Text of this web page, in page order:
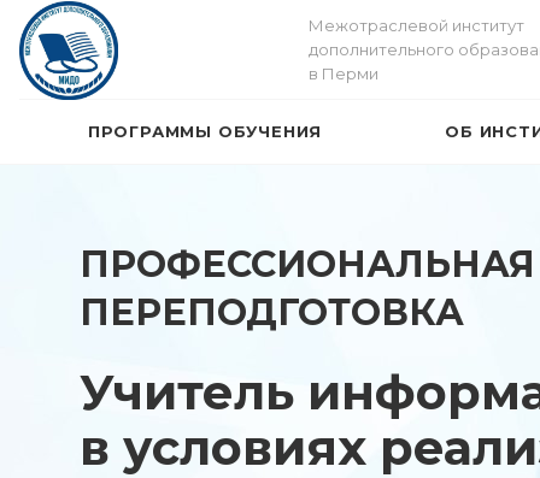
Межотраслевой институт
дополнительного
в Перми
ПРОГРАММЫ ОБУЧЕНИЯ ОБ
ПРОФЕССИОНАЛЬНАЯ
ПЕРЕПОДГОТОВКА
Учитель
в условиях